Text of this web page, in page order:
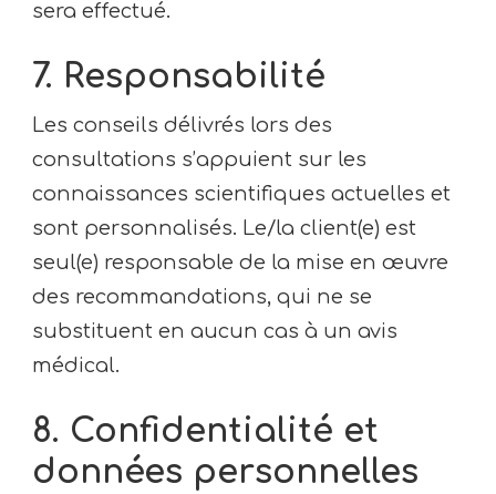
sera effectué.
7. Responsabilité
Les conseils délivrés lors des
consultations s’appuient sur les
connaissances scientifiques actuelles et
sont personnalisés. Le/la client(e) est
seul(e) responsable de la mise en œuvre
des recommandations, qui ne se
substituent en aucun cas à un avis
médical.
8. Confidentialité et
données personnelles